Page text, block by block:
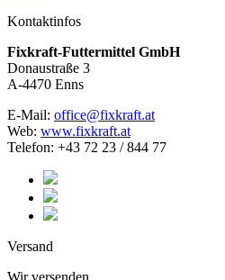
Kontaktinfos
Fixkraft-Futtermittel GmbH
Donaustraße 3
A-4470 Enns
E-Mail: office@fixkraft.at
Web: www.fixkraft.at
Telefon: +43 72 23 / 844 77
Versand
Wir versenden